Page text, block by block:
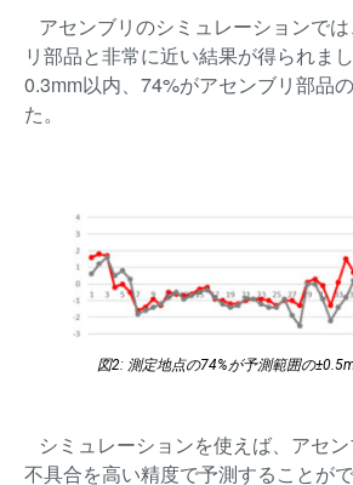
アセンブリのシミュレーションで
リ部品と非常に近い結果が得られま
0.3mm以内、74%がアセンブリ部品
た。
図2: 測定地点の74%が予測範囲の
シミュレーションを使えば、アセ
不具合を高い精度で予測することが